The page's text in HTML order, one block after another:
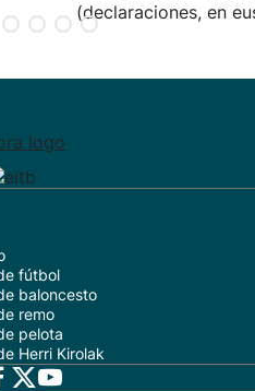
(declaraciones, en
fútbol
baloncesto
remo
pelota
Herri Kirolak